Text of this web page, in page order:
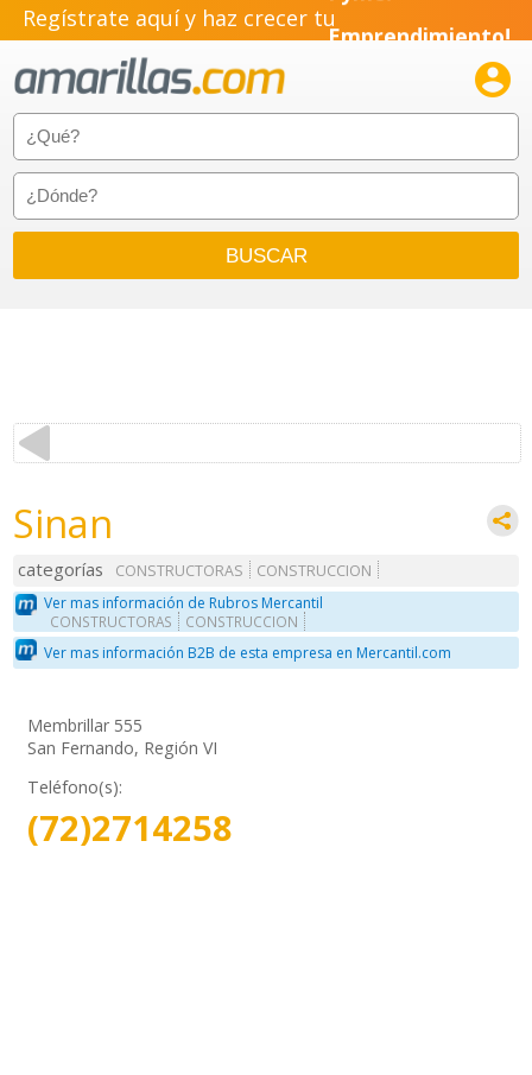
Regístrate aquí y haz crecer tuPyme!
Emprendimiento!

Sinan
categorías CONSTRUCTORAS
CONSTRUCCION
Ver mas información de Rubros Mercantil
CONSTRUCTORAS CONSTRUCCION
Ver mas información B2B de esta empresa en Mercantil.com
Membrillar 555
San Fernando, Región VI
Teléfono(s):
(72)2714258